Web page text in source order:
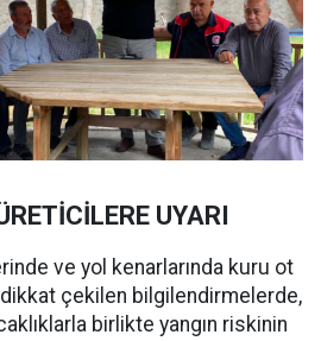
UYARI
ve yol kenarlarında kuru ot
çekilen bilgilendirmelerde,
birlikte yangın riskinin